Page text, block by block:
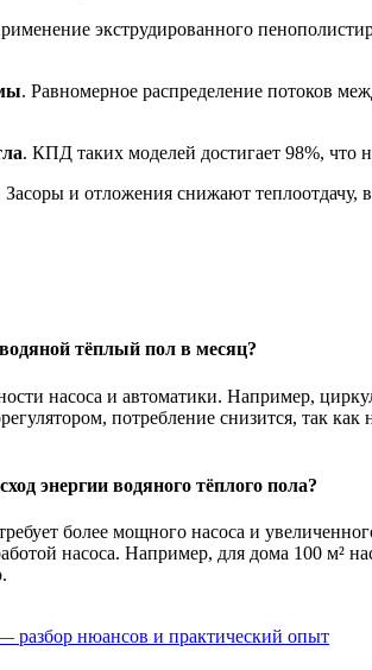
экструдированного
. Равномерное распределение потоков
. КПД таких моделей достигает 98%, что
Засоры и отложения снижают теплоотдачу,
тёплый пол в месяц?
насоса и автоматики. Например,
потребление снизится, так
энергии водяного тёплого пола?
более мощного насоса и
насоса. Например, для дома 100 м²
разбор нюансов и практический опыт